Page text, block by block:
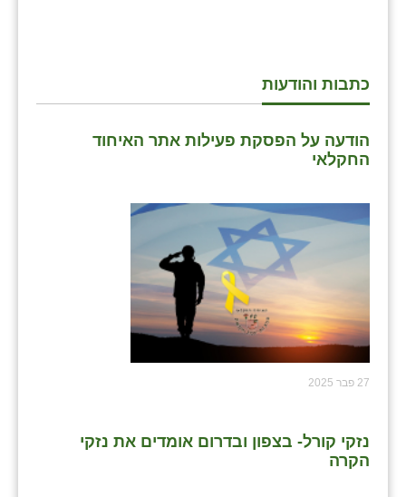
כתבות והודעות
הודעה על הפסקת פעילות אתר האיחוד
החקלאי
27 פבר 2025
נזקי קורל- בצפון ובדרום אומדים את נזקי
הקרה